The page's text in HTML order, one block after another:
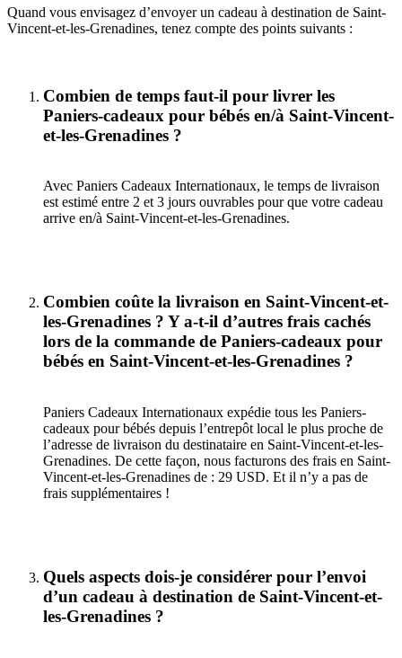
Quand vous envisagez d’envoyer un cadeau à destination de Saint-
Vincent-et-les-Grenadines, tenez compte des points suivants :
Combien de temps faut-il pour livrer les
Paniers-cadeaux pour bébés en/à Saint-Vincent-
et-les-Grenadines ?
Avec Paniers Cadeaux Internationaux, le temps de livraison
est estimé entre 2 et 3 jours ouvrables pour que votre cadeau
arrive en/à Saint-Vincent-et-les-Grenadines.
Combien coûte la livraison en Saint-Vincent-et-
les-Grenadines ? Y a-t-il d’autres frais cachés
lors de la commande de Paniers-cadeaux pour
bébés en Saint-Vincent-et-les-Grenadines ?
Paniers Cadeaux Internationaux expédie tous les Paniers-
cadeaux pour bébés depuis l’entrepôt local le plus proche de
l’adresse de livraison du destinataire en Saint-Vincent-et-les-
Grenadines. De cette façon, nous facturons des frais en Saint-
Vincent-et-les-Grenadines de : 29 USD. Et il n’y a pas de
frais supplémentaires !
Quels aspects dois-je considérer pour l’envoi
d’un cadeau à destination de Saint-Vincent-et-
les-Grenadines ?